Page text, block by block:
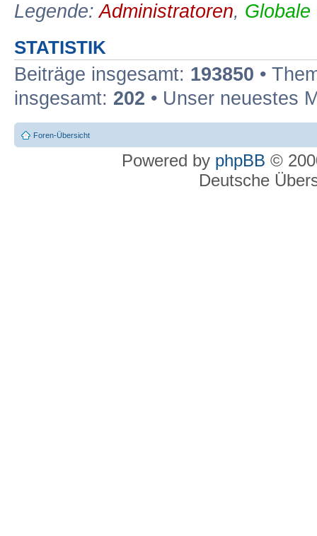
Legende:Administratoren, Globale
STATISTIK
Beiträge insgesamt: 193850 •
insgesamt: 202 • Unser neuestes
Foren-Übersicht
Powered by phpBB ©
Deutsche